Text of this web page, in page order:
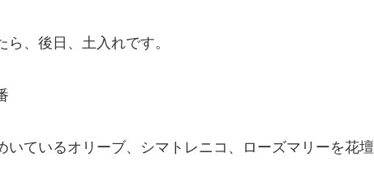
、後日、土入れです。
いているオリーブ、シマトレニコ、ローズマリーを花壇